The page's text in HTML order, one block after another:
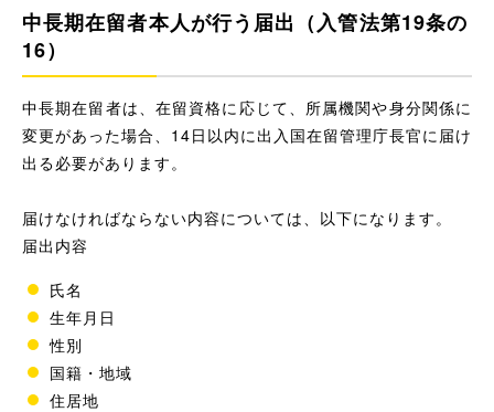
中長期在留者本人が行う届出（入管法第19条の
16）
中長期在留者は、在留資格に応じて、所属機関や身分関係に
変更があった場合、14日以内に出入国在留管理庁長官に届け
出る必要があります。
届けなければならない内容については、以下になります。
届出内容
氏名
生年月日
性別
国籍・地域
住居地